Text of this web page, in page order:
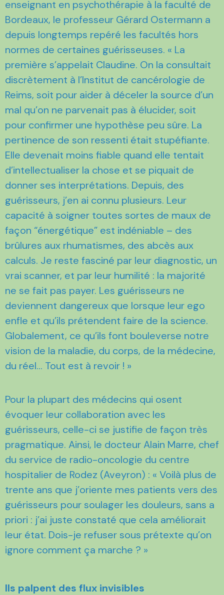
enseignant en psychothérapie à la faculté de
Bordeaux, le professeur Gérard Ostermann a
depuis longtemps repéré les facultés hors
normes de certaines guérisseuses. « La
première s’appelait Claudine. On la consultait
discrètement à l’Institut de cancérologie de
Reims, soit pour aider à déceler la source d’un
mal qu’on ne parvenait pas à élucider, soit
pour confirmer une hypothèse peu sûre. La
pertinence de son ressenti était stupéfiante.
Elle devenait moins fiable quand elle tentait
d’intellectualiser la chose et se piquait de
donner ses interprétations. Depuis, des
guérisseurs, j’en ai connu plusieurs. Leur
capacité à soigner toutes sortes de maux de
façon “énergétique” est indéniable – des
brûlures aux rhumatismes, des abcès aux
calculs. Je reste fasciné par leur diagnostic, un
vrai scanner, et par leur humilité : la majorité
ne se fait pas payer. Les guérisseurs ne
deviennent dangereux que lorsque leur ego
enfle et qu’ils prétendent faire de la science.
Globalement, ce qu’ils font bouleverse notre
vision de la maladie, du corps, de la médecine,
du réel… Tout est à revoir ! »
Pour la plupart des médecins qui osent
évoquer leur collaboration avec les
guérisseurs, celle-ci se justifie de façon très
pragmatique. Ainsi, le docteur Alain Marre, chef
du service de radio-oncologie du centre
hospitalier de Rodez (Aveyron) : « Voilà plus de
trente ans que j’oriente mes patients vers des
guérisseurs pour soulager les douleurs, sans a
priori : j’ai juste constaté que cela améliorait
leur état. Dois-je refuser sous prétexte qu’on
ignore comment ça marche ? »
Ils palpent des flux invisibles